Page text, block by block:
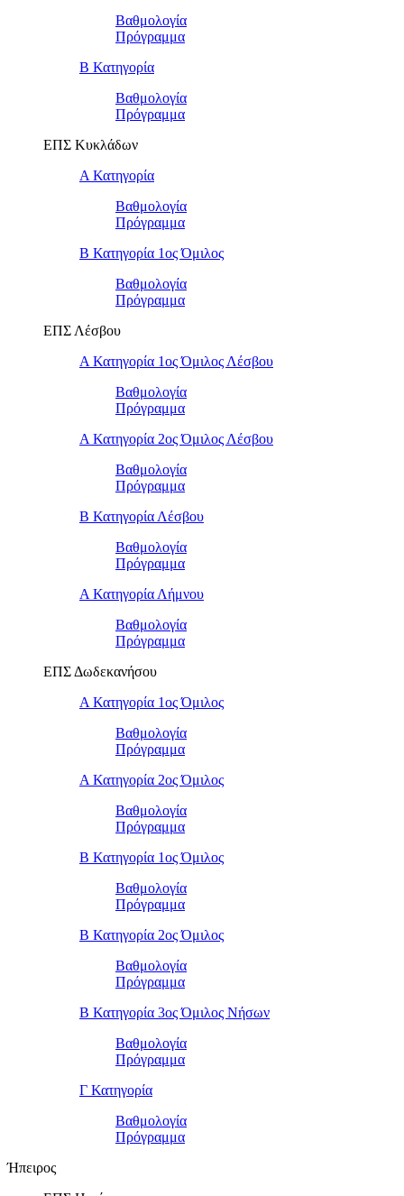
Βαθμολογία
Πρόγραμμα
Β Κατηγορία
Βαθμολογία
Πρόγραμμα
ΕΠΣ Κυκλάδων
Α Κατηγορία
Βαθμολογία
Πρόγραμμα
Β Κατηγορία 1ος Όμιλος
Βαθμολογία
Πρόγραμμα
ΕΠΣ Λέσβου
Α Κατηγορία 1ος Όμιλος Λέσβου
Βαθμολογία
Πρόγραμμα
Α Κατηγορία 2ος Όμιλος Λέσβου
Βαθμολογία
Πρόγραμμα
B Κατηγορία Λέσβου
Βαθμολογία
Πρόγραμμα
Α Κατηγορία Λήμνου
Βαθμολογία
Πρόγραμμα
ΕΠΣ Δωδεκανήσου
Α Κατηγορία 1ος Όμιλος
Βαθμολογία
Πρόγραμμα
Α Κατηγορία 2ος Όμιλος
Βαθμολογία
Πρόγραμμα
Β Κατηγορία 1ος Όμιλος
Βαθμολογία
Πρόγραμμα
Β Κατηγορία 2ος Όμιλος
Βαθμολογία
Πρόγραμμα
Β Κατηγορία 3ος Όμιλος Νήσων
Βαθμολογία
Πρόγραμμα
Γ Κατηγορία
Βαθμολογία
Πρόγραμμα
Ήπειρος